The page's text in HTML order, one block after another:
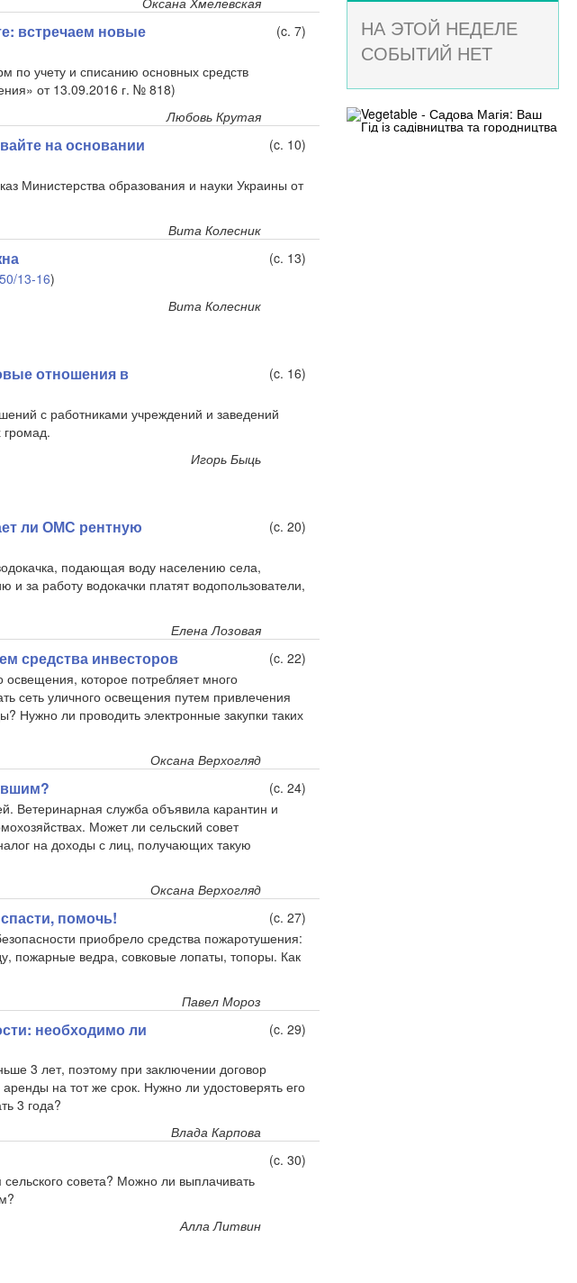
встречаем новые
(c. 7)
по учету и списанию основных средств
от 13.09.2016 г. № 818)
Любовь Крутая
на основании
(c. 10)
Министерства образования и науки Украины от
Вита Колесник
(c. 13)
13-16)
Вита Колесник
отношения в
(c. 16)
с работниками учреждений и заведений
Игорь Быць
ли ОМС рентную
(c. 20)
подающая воду населению села,
и за работу водокачки платят водопользователи,
Елена Лозовая
средства инвесторов
(c. 22)
которое потребляет много
сеть уличного освещения путем привлечения
Нужно ли проводить электронные закупки таких
Оксана Верхогляд
(c. 24)
Ветеринарная служба объявила карантин и
Может ли сельский совет
на доходы с лиц, получающих такую
Оксана Верхогляд
помочь!
(c. 27)
приобрело средства пожаро­тушения:
пожарные ведра, совковые лопаты, топоры. Как
Павел Мороз
необходимо ли
(c. 29)
3 лет, поэтому при заключении договор
на тот же срок. Нужно ли удостоверять его
3 года?
Влада Карпова
(c. 30)
совета? Можно ли выплачивать
Алла Литвин
НА ЭТОЙ НЕДЕЛЕ
СОБЫТИЙ НЕТ